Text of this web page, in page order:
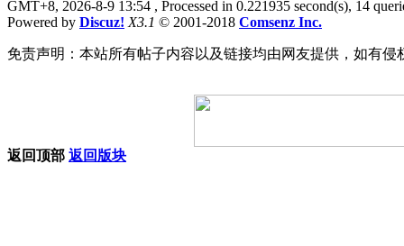
GMT+8, 2026-8-9 13:54 , Processed in 0.221935 second(s), 14
Powered by Discuz! X3.1 © 2001-2018 Comsenz Inc.
免责声明：本站所有帖子内容以及链接均由网友提供，如有
返回顶部 返回版块